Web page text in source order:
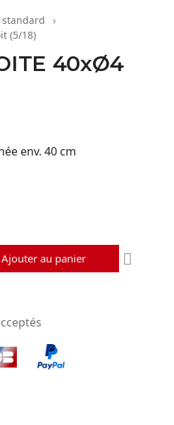
(5/18)
40xØ4
env. 40 cm
Ajouter au panier